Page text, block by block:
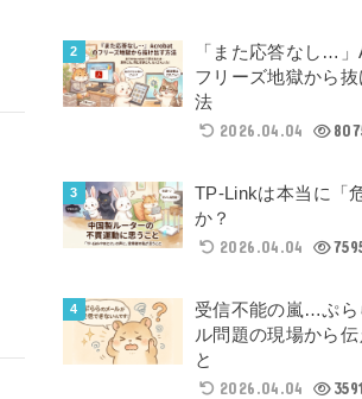
「また応答なし…
フリーズ地獄から
法
2026.04.04
TP-Linkは本当に「
か？
2026.04.04
受信不能の嵐…ぷら
ル問題の現場から伝
と
2026.04.04